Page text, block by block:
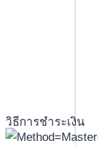
วิธีการชำระเงิน